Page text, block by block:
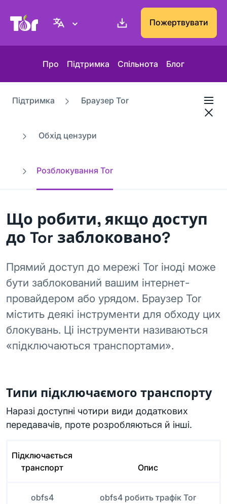
Вебсайт проєкту Tor Пожертвувати
Про Підтримка Спільнота Блог
Підтримка Браузер Tor
Обхід цензури
Розблокування Tor
Що робити, якщо доступ
до Tor заблоковано?
Прямий доступ до мережі Tor іноді може
бути заблокований вашим інтернет-
провайдером або урядом. Браузер Tor
містить деякі інструменти для обходу цих
блокувань. Ці інструменти називаються
«підключаються транспортами».
Типи підключаємого транспорту
Наразі доступні чотири види додаткових
передавачів, проте розробляються й інші.
Підключається
транспорт
Опис
obfs4
obfs4 робить трафік Tor